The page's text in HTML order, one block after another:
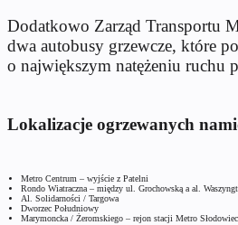
Dodatkowo Zarząd Transportu
dwa autobusy grzewcze, które
o największym natężeniu ruchu
Lokalizacje ogrzewanych
Metro Centrum – wyjście z Patelni
Rondo Wiatraczna – między ul. Grochowską a al.
Al. Solidarności / Targowa
Dworzec Południowy
Marymoncka / Żeromskiego – rejon stacji Metro Słodowiec